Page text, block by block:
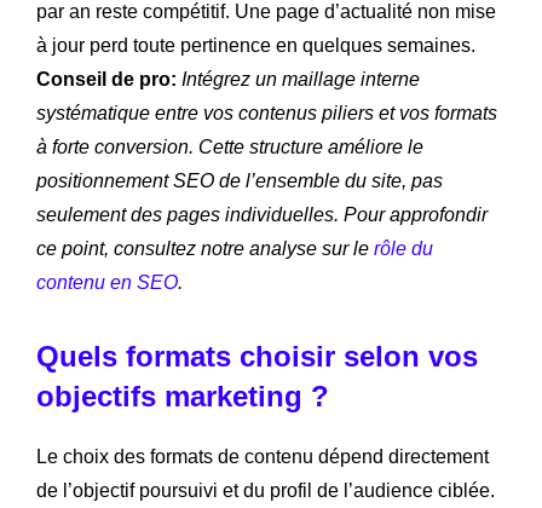
par an reste compétitif. Une page d’actualité non mise
à jour perd toute pertinence en quelques semaines.
Conseil de pro: Intégrez un maillage interne
systématique entre vos contenus piliers et vos formats
à forte conversion. Cette structure améliore le
positionnement SEO de l’ensemble du site, pas
seulement des pages individuelles. Pour approfondir
ce point, consultez notre analyse sur le rôle du
contenu en SEO.
Quels formats choisir selon vos
objectifs marketing ?
Le choix des formats de contenu dépend directement
de l’objectif poursuivi et du profil de l’audience ciblée.